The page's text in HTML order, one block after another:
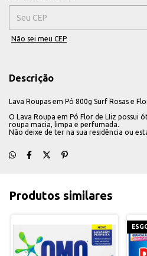
Não sei meu CEP
Descrição
Lava Roupas em Pó 800g Surf Rosas e
O Lava Roupa em Pó Flor de LIiz possui
roupa macia, limpa e perfumada.
Não deixe de ter na sua residência ou
Produtos similares